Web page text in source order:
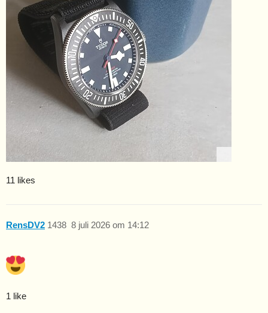
11 likes
RensDV2 8 juli 2026 om 14:12
1438
1 like